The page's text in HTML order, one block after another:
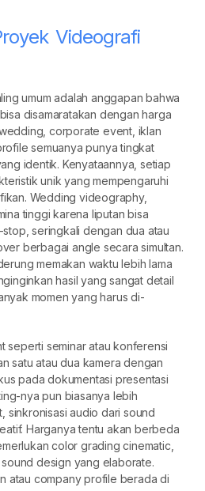
Videografi
umum adalah anggapan bahwa
disamaratakan dengan harga
corporate event, iklan
semuanya punya tingkat
identik. Kenyataannya, setiap
unik yang mempengaruhi
Wedding videography,
tinggi karena liputan bisa
seringkali dengan dua atau
berbagai angle secara simultan.
memakan waktu lebih lama
hasil yang sangat detail
momen yang harus di-
seperti seminar atau konferensi
satu atau dua kamera dengan
pada dokumentasi presentasi
nya pun biasanya lebih
audio dari sound
Harganya tentu akan berbeda
color grading cinematic,
design yang elaborate.
atau company profile berada di